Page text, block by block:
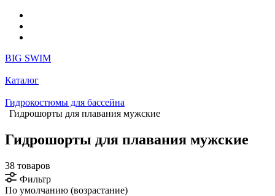
BIG SWIM
Каталог
Гидрокостюмы для бассейна
Гидрошорты для плавания мужские
Гидрошорты для плавания мужские
38 товаров
Фильтр
По умолчанию (возрастание)